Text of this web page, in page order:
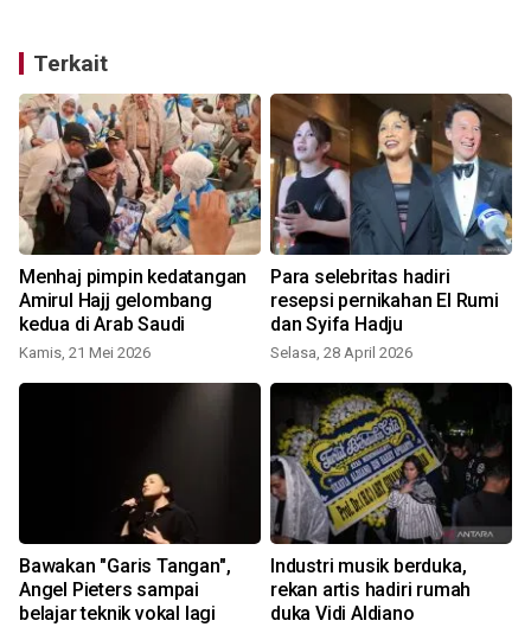
Terkait
Menhaj pimpin kedatangan
Amirul Hajj gelombang
kedua di Arab Saudi
Kamis, 21 Mei 2026
Para selebritas hadiri
resepsi pernikahan El Rumi
dan Syifa Hadju
Selasa, 28 April 2026
Bawakan "Garis Tangan",
Angel Pieters sampai
belajar teknik vokal lagi
Industri musik berduka,
rekan artis hadiri rumah
duka Vidi Aldiano